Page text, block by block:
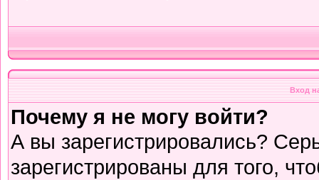
Вход
Почему я не могу войти?
А вы зарегистрировались?
зарегистрированы для того,